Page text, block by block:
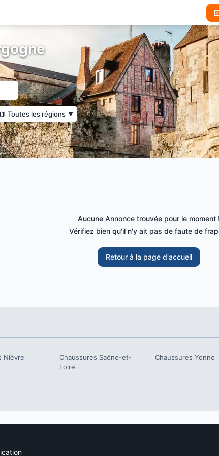
Toutes les régions ▼
Aucune Annonce trouvée pour le moment !
Vérifiez bien qu'il n'y ait pas de faute de
Retour à la page d'accueil
Nièvre Chaussures Saône-et-
Loire
Chaussures Yonne